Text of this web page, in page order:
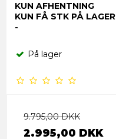
KUN AFHENTNING
KUN FÅ STK PÅ LAGER
-
På lager
9.795,00 DKK
2.995,00 DKK